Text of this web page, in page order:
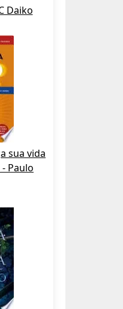
Daiko
sua vida
Paulo